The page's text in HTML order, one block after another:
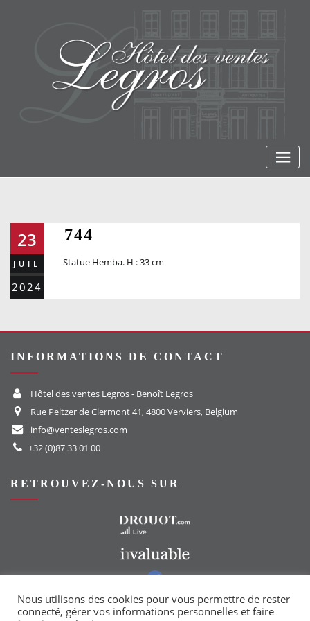
23
JUIL
2024
744
Statue Hemba. H : 33 cm
INFORMATIONS DE CONTACT
Hôtel des ventes Legros - Benoît Legros
Rue Peltzer de Clermont 41, 4800 Verviers, Belgium
info@venteslegros.com
+32 (0)87 33 01 00
RETROUVEZ-NOUS SUR
Vers notre groupe Facebook
Nous utilisons des cookies pour vous permettre de rester
connecté, gérer vos informations personnelles et faire